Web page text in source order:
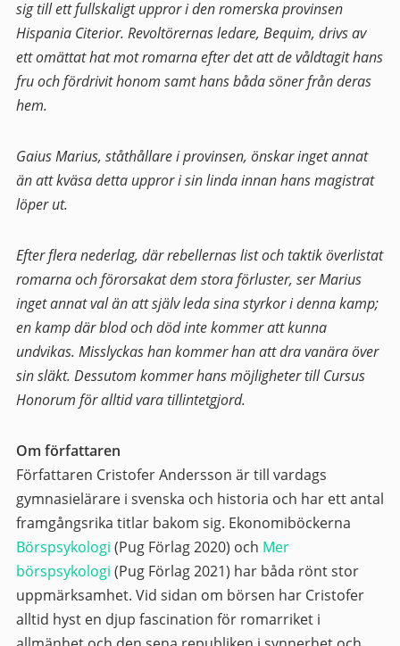
sig till ett fullskaligt uppror i den romerska provinsen
Hispania Citerior. Revoltörernas ledare, Bequim, drivs av
ett omättat hat mot romarna efter det att de våldtagit hans
fru och fördrivit honom samt hans båda söner från deras
hem.
Gaius Marius, ståthållare i provinsen, önskar inget annat
än att kväsa detta uppror i sin linda innan hans magistrat
löper ut.
Efter flera nederlag, där rebellernas list och taktik överlistat
romarna och förorsakat dem stora förluster, ser Marius
inget annat val än att själv leda sina styrkor i denna kamp;
en kamp där blod och död inte kommer att kunna
undvikas. Misslyckas han kommer han att dra vanära över
sin släkt. Dessutom kommer hans möjligheter till Cursus
Honorum för alltid vara tillintetgjord.
Om författaren
Författaren Cristofer Andersson är till vardags
gymnasielärare i svenska och historia och har ett antal
framgångsrika titlar bakom sig. Ekonomiböckerna
Börspsykologi (Pug Förlag 2020) och Mer
börspsykologi (Pug Förlag 2021) har båda rönt stor
uppmärksamhet. Vid sidan om börsen har Cristofer
alltid hyst en djup fascination för romarriket i